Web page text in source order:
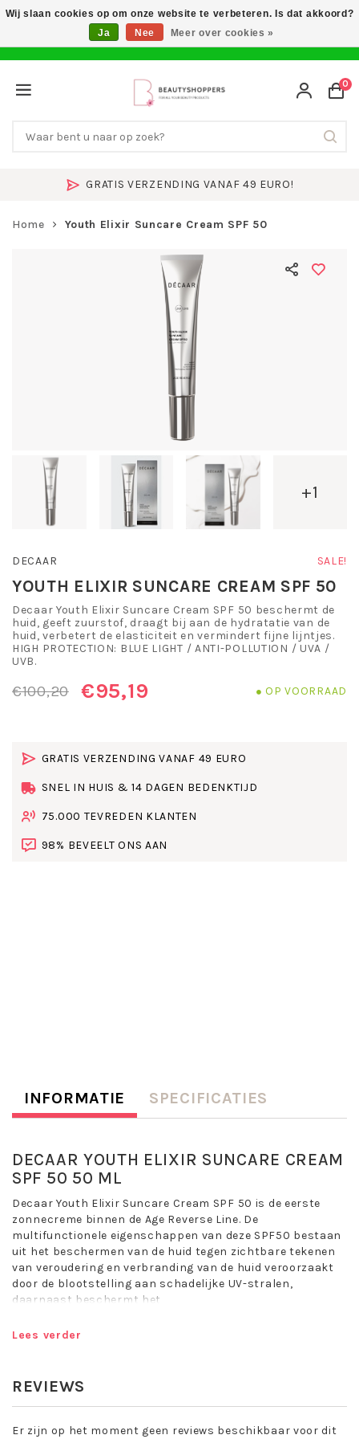
GRATIS VERZENDING VANAF 49 EURO!
0
Home Youth Elixir Suncare Cream SPF 50
+1
DECAAR SALE!
YOUTH ELIXIR SUNCARE CREAM SPF 50
Decaar Youth Elixir Suncare Cream SPF 50 beschermt de
huid, geeft zuurstof, draagt bij aan de hydratatie van de
huid, verbetert de elasticiteit en vermindert fijne lijntjes.
HIGH PROTECTION: BLUE LIGHT / ANTI-POLLUTION / UVA /
UVB.
€100,20 €95,19 OP VOORRAAD
GRATIS VERZENDING VANAF 49 EURO
SNEL IN HUIS & 14 DAGEN BEDENKTIJD
75.000 TEVREDEN KLANTEN
98% BEVEELT ONS AAN
INFORMATIE SPECIFICATIES
DECAAR YOUTH ELIXIR SUNCARE CREAM
SPF 50 50 ML
Decaar Youth Elixir Suncare Cream SPF 50 is de eerste
zonnecreme binnen de Age Reverse Line. De
multifunctionele eigenschappen van deze SPF50 bestaan
uit het beschermen van de huid tegen zichtbare tekenen
van veroudering en verbranding van de huid veroorzaakt
door de blootstelling aan schadelijke UV-stralen,
daarnaast beschermt het
De geavanceerde formule met titaniumdioxide beschermt
informatiescherm, navigatiesysteem, etc. zijn voor ons de
normaalste zaak van de wereld, maar hierdoor worden we
Lees verder
REVIEWS
Er zijn op het moment geen reviews beschikbaar voor dit
Wij slaan cookies op om onze website te verbeteren. Is dat akkoord?
Ja
Nee Meer over cookies »